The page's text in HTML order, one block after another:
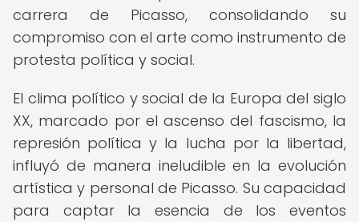
carrera de Picasso, consolidando su
compromiso con el arte como instrumento de
protesta política y social.
El clima político y social de la Europa del siglo
XX, marcado por el ascenso del fascismo, la
represión política y la lucha por la libertad,
influyó de manera ineludible en la evolución
artística y personal de Picasso. Su capacidad
para captar la esencia de los eventos